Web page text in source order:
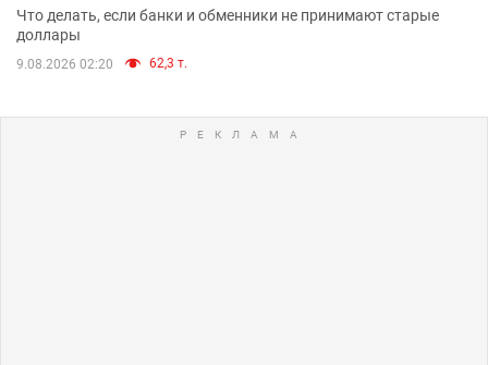
Что делать, если банки и обменники не принимают старые
доллары
9.08.2026 02:20 62,3 т.